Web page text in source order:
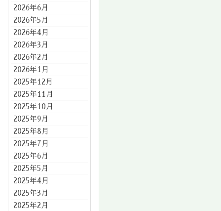
2026年6月
2026年5月
2026年4月
2026年3月
2026年2月
2026年1月
2025年12月
2025年11月
2025年10月
2025年9月
2025年8月
2025年7月
2025年6月
2025年5月
2025年4月
2025年3月
2025年2月